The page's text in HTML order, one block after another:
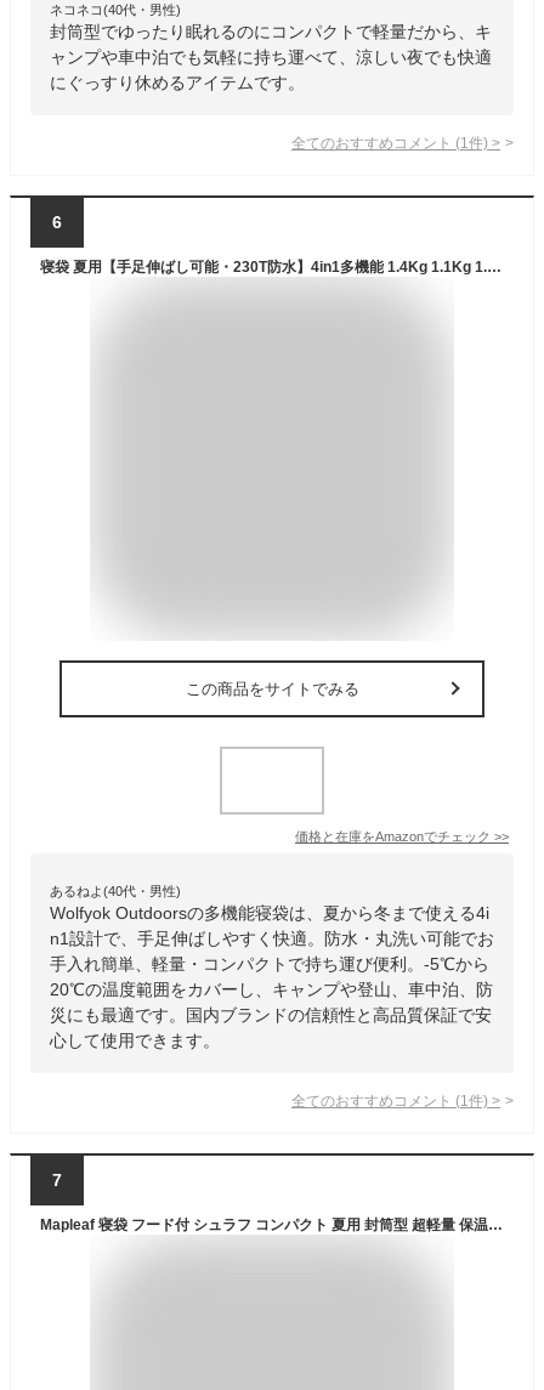
ネコネコ(40代・男性)
封筒型でゆったり眠れるのにコンパクトで軽量だから、キ
ャンプや車中泊でも気軽に持ち運べて、涼しい夜でも快適
にぐっすり休めるアイテムです。
全てのおすすめコメント (1 件) >
6
寝袋 夏用【手足伸ばし可能・230T防水】4in1多機能 1.4Kg 1.1Kg 1.8Kg 2.2Kg 寝袋 オールシーズン 冬用シュラフ 封筒型 コンパクト 軽量 中綿 快適温度-5℃-20℃ 保温 wolfyok outdoors 丸洗い可能 収納パック付き キャンプ アウトドア コンパクト 登山 車中泊 防災用 避難用 防寒【国内ブランド】
この商品をサイトでみる
価格と在庫をAmazonでチェック >>
あるねよ(40代・男性)
Wolfyok Outdoorsの多機能寝袋は、夏から冬まで使える4i
n1設計で、手足伸ばしやすく快適。防水・丸洗い可能でお
手入れ簡単、軽量・コンパクトで持ち運び便利。-5℃から
20℃の温度範囲をカバーし、キャンプや登山、車中泊、防
災にも最適です。国内ブランドの信頼性と高品質保証で安
心して使用できます。
全てのおすすめコメント (1 件) >
7
Mapleaf 寝袋 フード付 シュラフ コンパクト 夏用 封筒型 超軽量 保温 耐寒 防水 キャンプ アウトドア 丸洗い可能 登山 防災用 車中泊 室内 敷布団 春用 秋用 快適温度8℃～15℃ 圧縮可能な収納袋付き（210x75cm 右開口）